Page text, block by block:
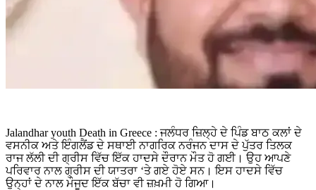
Jalandhar youth Death in Greece : ਜਲੰਧਰ ਜ਼ਿਲ੍ਹੇ ਦੇ ਪਿੰਡ ਬਾਠ ਕਲਾਂ ਦੇ
ਵਸਨੀਕ ਅਤੇ ਇੰਗਲੈਂਡ ਦੇ ਸਥਾਈ ਨਾਗਰਿਕ ਨਰੰਜਨ ਦਾਸ ਦੇ ਪੁੱਤਰ ਤਿਲਕ
ਰਾਜ ਲੱਲੀ ਦੀ ਗ੍ਰੀਸ ਵਿੱਚ ਇੱਕ ਹਾਦਸੇ ਦੌਰਾਨ ਮੌਤ ਹੋ ਗਈ। ਉਹ ਆਪਣੇ
ਪਰਿਵਾਰ ਨਾਲ ਗ੍ਰੀਸ ਦੀ ਯਾਤਰਾ ‘ਤੇ ਗਏ ਹੋਏ ਸਨ। ਇਸ ਹਾਦਸੇ ਵਿੱਚ
ਉਨ੍ਹਾਂ ਦੇ ਨਾਲ ਮੌਜੂਦ ਇੱਕ ਬੱਚਾ ਵੀ ਜ਼ਖ਼ਮੀ ਹੋ ਗਿਆ।